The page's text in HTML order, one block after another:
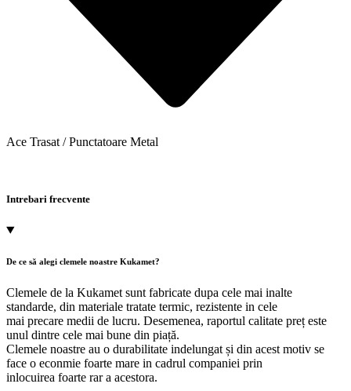
Ace Trasat / Punctatoare Metal
Intrebari frecvente
De ce să alegi clemele noastre Kukamet?
Clemele de la Kukamet sunt fabricate dupa cele mai inalte
standarde, din materiale tratate termic, rezistente in cele
mai precare medii de lucru. Desemenea, raportul calitate preț este
unul dintre cele mai bune din piață.
Clemele noastre au o durabilitate indelungat și din acest motiv se
face o econmie foarte mare in cadrul companiei prin
inlocuirea foarte rar a acestora.